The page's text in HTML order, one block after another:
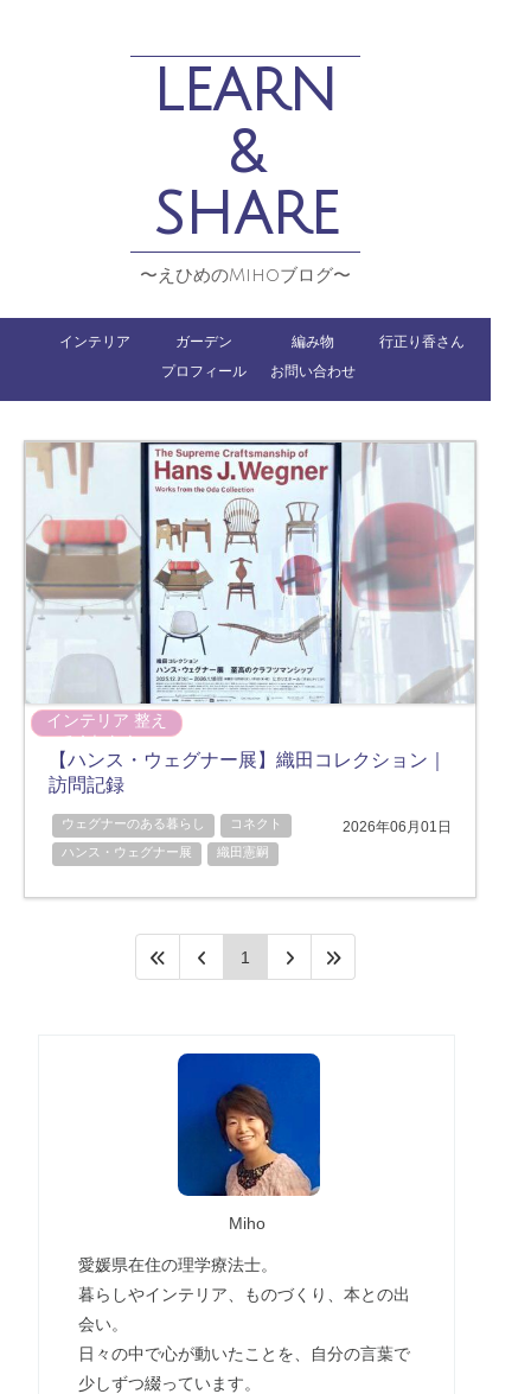
LEARN
&
SHARE
〜えひめのMihoブログ〜
インテリア ガーデン 編み物
行正り香さん
プロフィール
お問い合わせ
インテリア 整え
てくれたもの
【ハンス・ウェグナー展】織田コレクション｜
訪問記録
ウェグナーのある暮らし
コネクト
ハンス・ウェグナー展
織田憲嗣
2026年06月01日
1
Miho
愛媛県在住の理学療法士。
暮らしやインテリア、ものづくり、本との出
会い。
日々の中で心が動いたことを、自分の言葉で
少しずつ綴っています。